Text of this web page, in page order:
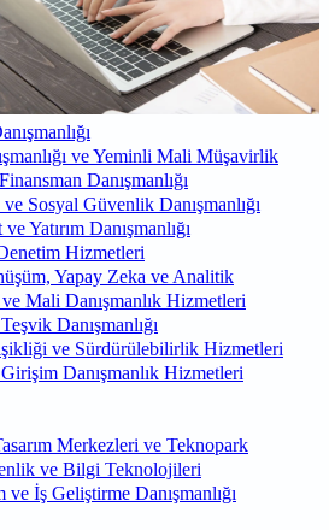
ve Yeminli Mali Müşavirlik
Danışmanlığı
Sosyal Güvenlik Danışmanlığı
Yatırım Danışmanlığı
Hizmetleri
Yapay Zeka ve Analitik
Mali Danışmanlık Hizmetleri
Danışmanlığı
ve Sürdürülebilirlik Hizmetleri
Danışmanlık Hizmetleri
Merkezleri ve Teknopark
ve Bilgi Teknolojileri
ve İş Geliştirme Danışmanlığı